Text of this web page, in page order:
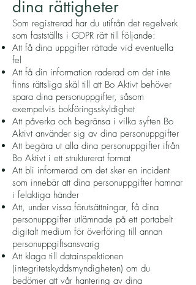
dina rättigheter
Som registrerad har du utifrån det regelverk
som fastställts i GDPR rätt till följande:
Att få dina uppgifter rättade vid eventuella
fel
Att få din information raderad om det inte
finns rättsliga skäl till att Bo Aktivt behöver
spara dina personuppgifter, såsom
exempelvis bokföringsskyldighet
Att påverka och begränsa i vilka syften Bo
Aktivt använder sig av dina personuppgifter
Att begära ut alla dina personuppgifter ifrån
Bo Aktivt i ett strukturerat format
Att bli informerad om det sker en incident
som innebär att dina personuppgifter hamnar
i felaktiga händer
Att, under vissa förutsättningar, få dina
personuppgifter utlämnade på ett portabelt
digitalt medium för överföring till annan
personuppgiftsansvarig
Att klaga till datainspektionen
(integritetskyddsmyndigheten) om du
bedömer att vår hantering av dina